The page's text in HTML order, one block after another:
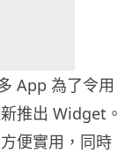
App 為了令用
推出 Widget。
便實用，同時